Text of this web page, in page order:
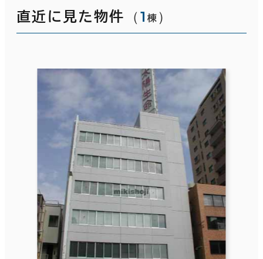
直近に見た物件 （1 棟 ）